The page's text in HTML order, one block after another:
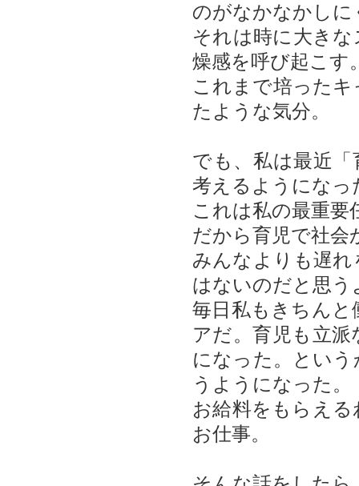
のがなかなかしに
それは時に大き
燥感を呼び起こす
これまで培った
たような気分。
でも、私は最近
考えるようになっ
これは私の最重要
だから育児で社会
みんなよりも遅
はないのだと思
毎日私もきちん
アだ。育児も立
になった。とい
うようになった。
お給料をもらえ
お仕事。